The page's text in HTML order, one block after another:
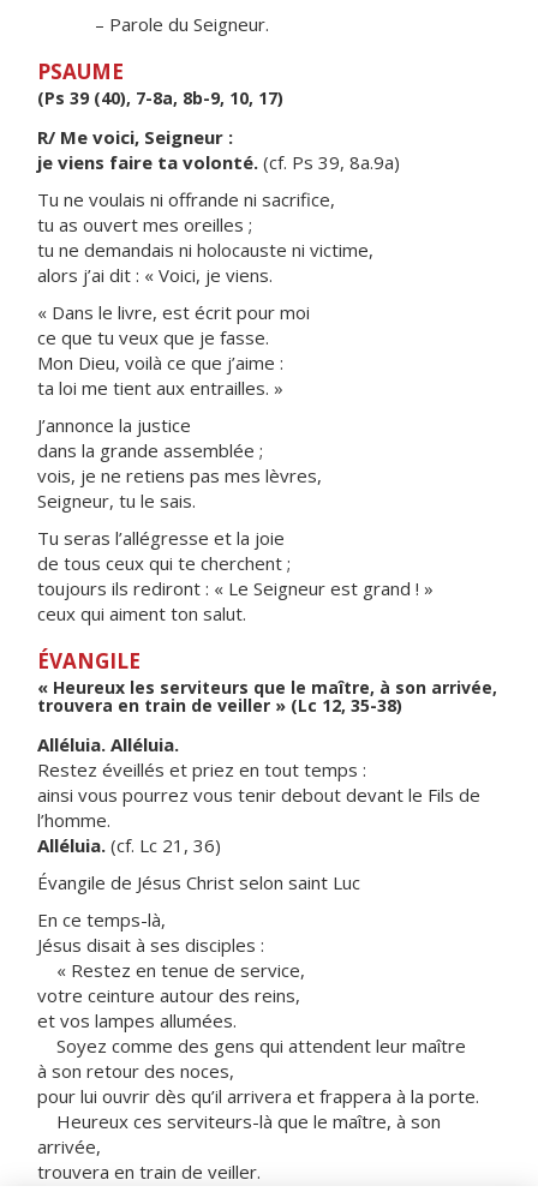
– Parole du Seigneur.
PSAUME
(Ps 39 (40), 7-8a, 8b-9, 10, 17)
R/ Me voici, Seigneur :
je viens faire ta volonté. (cf. Ps 39, 8a.9a)
Tu ne voulais ni offrande ni sacrifice,
tu as ouvert mes oreilles ;
tu ne demandais ni holocauste ni victime,
alors j’ai dit : « Voici, je viens.
« Dans le livre, est écrit pour moi
ce que tu veux que je fasse.
Mon Dieu, voilà ce que j’aime :
ta loi me tient aux entrailles. »
J’annonce la justice
dans la grande assemblée ;
vois, je ne retiens pas mes lèvres,
Seigneur, tu le sais.
Tu seras l’allégresse et la joie
de tous ceux qui te cherchent ;
toujours ils rediront : « Le Seigneur est grand ! »
ceux qui aiment ton salut.
ÉVANGILE
« Heureux les serviteurs que le maître, à son arrivée,
trouvera en train de veiller » (Lc 12, 35-38)
Alléluia. Alléluia.
Restez éveillés et priez en tout temps :
ainsi vous pourrez vous tenir debout devant le Fils de
l’homme.
Alléluia. (cf. Lc 21, 36)
Évangile de Jésus Christ selon saint Luc
En ce temps-là,
Jésus disait à ses disciples :
« Restez en tenue de service,
votre ceinture autour des reins,
et vos lampes allumées.
Soyez comme des gens qui attendent leur maître
à son retour des noces,
pour lui ouvrir dès qu’il arrivera et frappera à la porte.
Heureux ces serviteurs-là que le maître, à son
arrivée,
trouvera en train de veiller.